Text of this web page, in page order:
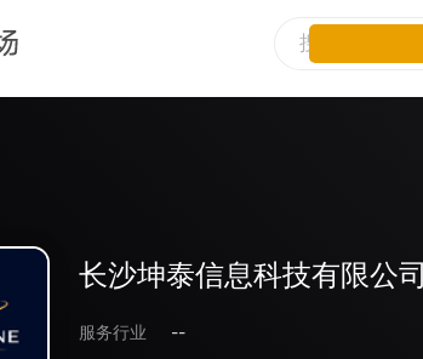
长沙坤泰信息科技有限公司
服务行业
--